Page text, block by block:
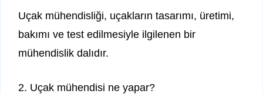
Uçak mühendisliği, uçakların tasarımı, üretimi,
bakımı ve test edilmesiyle ilgilenen bir
mühendislik dalıdır.
2. Uçak mühendisi ne yapar?